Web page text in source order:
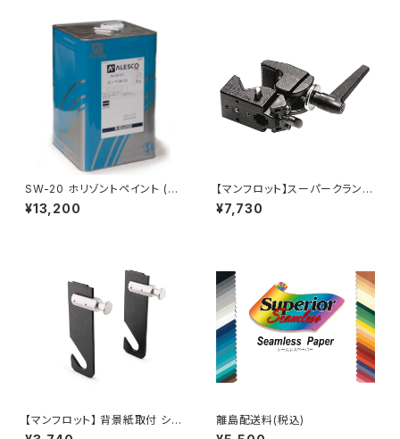
SW-20 ホリゾントペイント (白)
20kg
¥13,200
【マンフロット】スーパークランプ
035
¥7,730
【マンフロット】 背景紙取付 シン
グルフック 059
離島配送料(税込)